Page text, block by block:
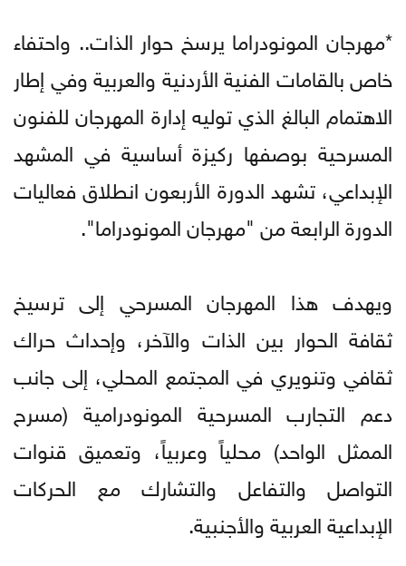
*مهرجان المونودراما يرسخ حوار الذات.. واحتفاء
خاص بالقامات الفنية الأردنية والعربية وفي إطار
الاهتمام البالغ الذي توليه إدارة المهرجان للفنون
المسرحية بوصفها ركيزة أساسية في المشهد
الإبداعي، تشهد الدورة الأربعون انطلاق فعاليات
الدورة الرابعة من "مهرجان المونودراما".
ويهدف هذا المهرجان المسرحي إلى ترسيخ
ثقافة الحوار بين الذات والآخر، وإحداث حراك
ثقافي وتنويري في المجتمع المحلي، إلى جانب
دعم التجارب المسرحية المونودرامية (مسرح
الممثل الواحد) محلياً وعربياً، وتعميق قنوات
التواصل والتفاعل والتشارك مع الحركات
الإبداعية العربية والأجنبية.